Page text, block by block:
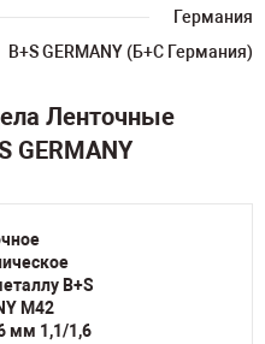
Германия
B+S GERMANY (Б+С Германия)
Ленточные
GERMANY
B+S
M42
мм 1,1/1,6